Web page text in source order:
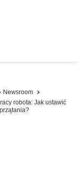
Newsroom
robota: Jak ustawić